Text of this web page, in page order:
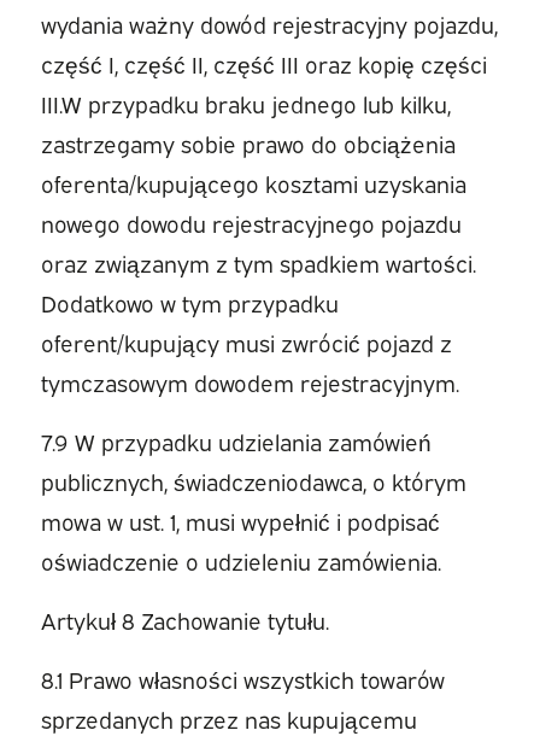
wydania ważny dowód rejestracyjny pojazdu,
część I, część II, część III oraz kopię części
III.W przypadku braku jednego lub kilku,
zastrzegamy sobie prawo do obciążenia
oferenta/kupującego kosztami uzyskania
nowego dowodu rejestracyjnego pojazdu
oraz związanym z tym spadkiem wartości.
Dodatkowo w tym przypadku
oferent/kupujący musi zwrócić pojazd z
tymczasowym dowodem rejestracyjnym.
7.9 W przypadku udzielania zamówień
publicznych, świadczeniodawca, o którym
mowa w ust. 1, musi wypełnić i podpisać
oświadczenie o udzieleniu zamówienia.
Artykuł 8 Zachowanie tytułu.
8.1 Prawo własności wszystkich towarów
sprzedanych przez nas kupującemu